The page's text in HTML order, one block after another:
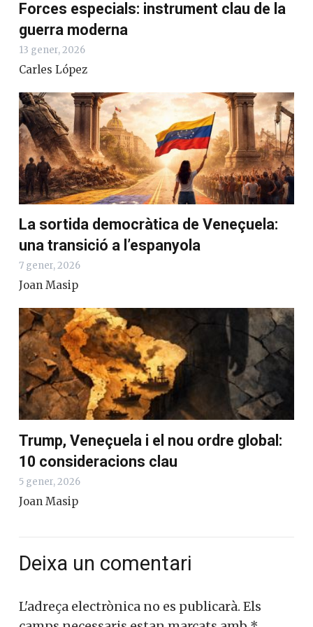
Forces especials: instrument clau de la
guerra moderna
13 gener, 2026
Carles López
La sortida democràtica de Veneçuela:
una transició a l’espanyola
7 gener, 2026
Joan Masip
Trump, Veneçuela i el nou ordre global:
10 consideracions clau
5 gener, 2026
Joan Masip
Deixa un comentari
L'adreça electrònica no es publicarà. Els